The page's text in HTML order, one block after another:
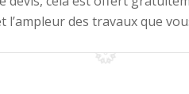
l’ampleur des travaux que